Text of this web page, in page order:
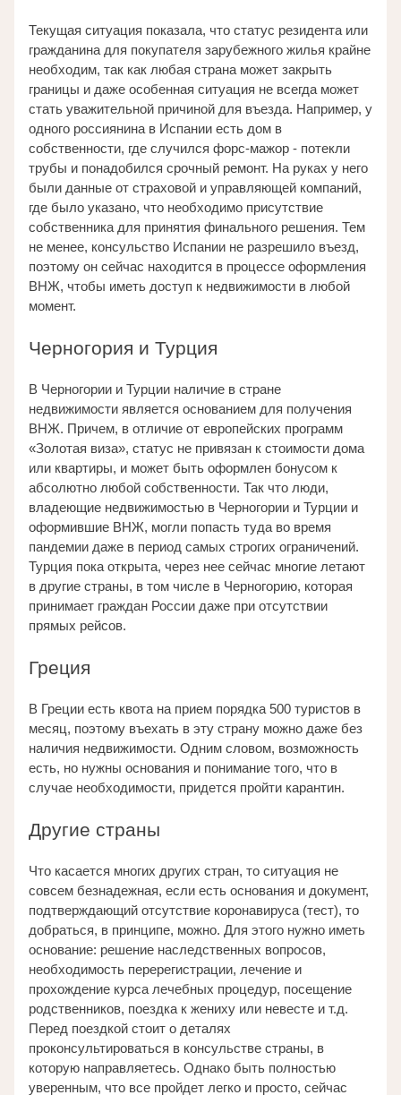
Текущая ситуация показала, что статус резидента или
гражданина для покупателя зарубежного жилья крайне
необходим, так как любая страна может закрыть
границы и даже особенная ситуация не всегда может
стать уважительной причиной для въезда. Например, у
одного россиянина в Испании есть дом в
собственности, где случился форс-мажор - потекли
трубы и понадобился срочный ремонт. На руках у него
были данные от страховой и управляющей компаний,
где было указано, что необходимо присутствие
собственника для принятия финального решения. Тем
не менее, консульство Испании не разрешило въезд,
поэтому он сейчас находится в процессе оформления
ВНЖ, чтобы иметь доступ к недвижимости в любой
момент.
Черногория и Турция
В Черногории и Турции наличие в стране
недвижимости является основанием для получения
ВНЖ. Причем, в отличие от европейских программ
«Золотая виза», статус не привязан к стоимости дома
или квартиры, и может быть оформлен бонусом к
абсолютно любой собственности. Так что люди,
владеющие недвижимостью в Черногории и Турции и
оформившие ВНЖ, могли попасть туда во время
пандемии даже в период самых строгих ограничений.
Турция пока открыта, через нее сейчас многие летают
в другие страны, в том числе в Черногорию, которая
принимает граждан России даже при отсутствии
прямых рейсов.
Греция
В Греции есть квота на прием порядка 500 туристов в
месяц, поэтому въехать в эту страну можно даже без
наличия недвижимости. Одним словом, возможность
есть, но нужны основания и понимание того, что в
случае необходимости, придется пройти карантин.
Другие страны
Что касается многих других стран, то ситуация не
совсем безнадежная, если есть основания и документ,
подтверждающий отсутствие коронавируса (тест), то
добраться, в принципе, можно. Для этого нужно иметь
основание: решение наследственных вопросов,
необходимость перерегистрации, лечение и
прохождение курса лечебных процедур, посещение
родственников, поездка к жениху или невесте и т.д.
Перед поездкой стоит о деталях
проконсультироваться в консульстве страны, в
которую направляетесь. Однако быть полностью
уверенным, что все пройдет легко и просто, сейчас